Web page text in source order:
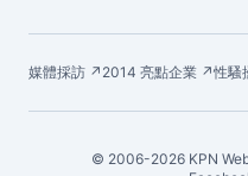
媒體採訪 ↗ 2014 亮點企業 ↗性騷
© 2006-2026 KPN